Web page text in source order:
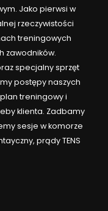
Jako pierwsi w
rzeczywistości
treningowych
zawodników.
specjalny sprzęt
postępy naszych
treningowy i
klienta. Zadbamy
sesje w komorze
prądy TENS